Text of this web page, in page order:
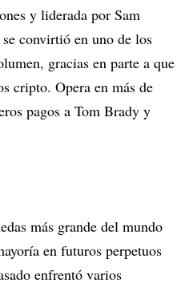
y liderada por Sam
convirtió en uno de los
gracias en parte a que
cripto. Opera en más de
pagos a Tom Brady y
más grande del mundo
en futuros perpetuos
enfrentó varios